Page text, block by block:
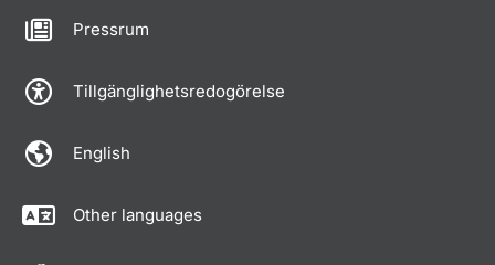
Pressrum
Tillgänglighetsredogörelse
English
Other languages